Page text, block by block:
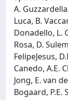
A.
Luca, B.
Donadello, L.
Rosa, D.
FelipeJesus,
Canedo, A.E.
Jong, E. van
Bogaard, P.E.